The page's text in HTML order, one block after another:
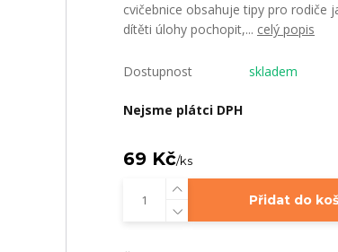
cvičebnice obsahuje tipy pro rodiče
dítěti úlohy pochopit,... celý popis
Dostupnost skladem
Nejsme plátci DPH
69 Kč/ks
Přidat do